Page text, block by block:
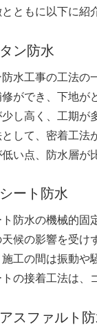
ともに以下に紹
ン防水
水工事の工法の
ができ、下地が
し高く、工期が
して、密着工法
い点、防水層が
ート防水
防水の機械的固
候の影響を受け
工の間は振動や
の接着工法は、
スファルト